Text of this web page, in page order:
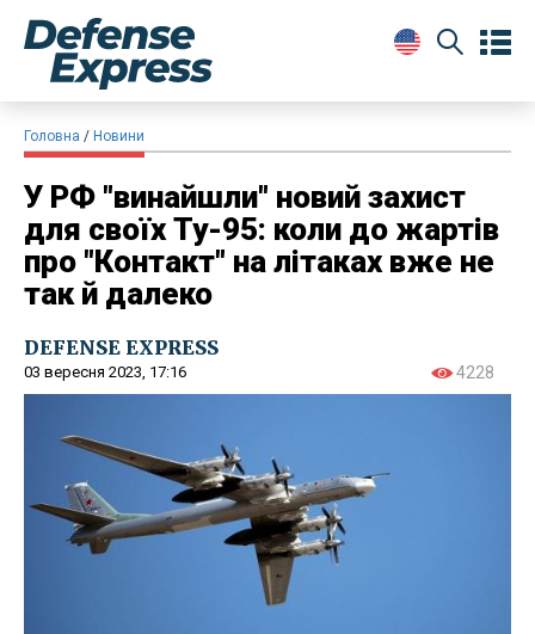
Головна Новини
У РФ "винайшли" новий захист
для своїх Ту-95: коли до жартів
про "Контакт" на літаках вже не
так й далеко
DEFENSE EXPRESS
03 вересня 2023, 17:16 4228